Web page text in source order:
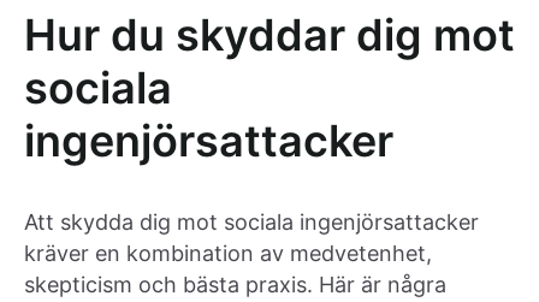
Hur du skyddar dig mot
sociala
ingenjörsattacker
Att skydda dig mot sociala ingenjörsattacker
kräver en kombination av medvetenhet,
skepticism och bästa praxis. Här är några